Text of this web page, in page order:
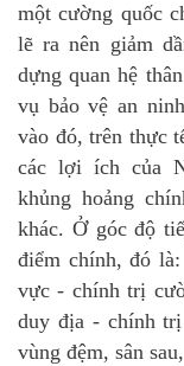
một cường quốc
lẽ ra nên giảm
dựng quan hệ
vụ bảo vệ an
vào đó, trên thực
các lợi ích của
khủng hoảng
khác. Ở góc độ
điểm chính, đó
vực - chính trị
duy địa - chính
vùng đệm, sân